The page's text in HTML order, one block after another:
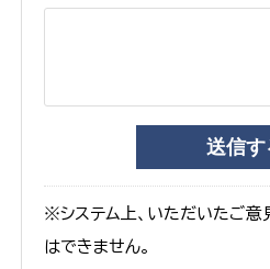
※システム上、いただいたご意
はできません。